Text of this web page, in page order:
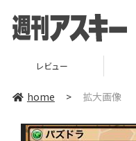
レビュー
home > 拡大画像